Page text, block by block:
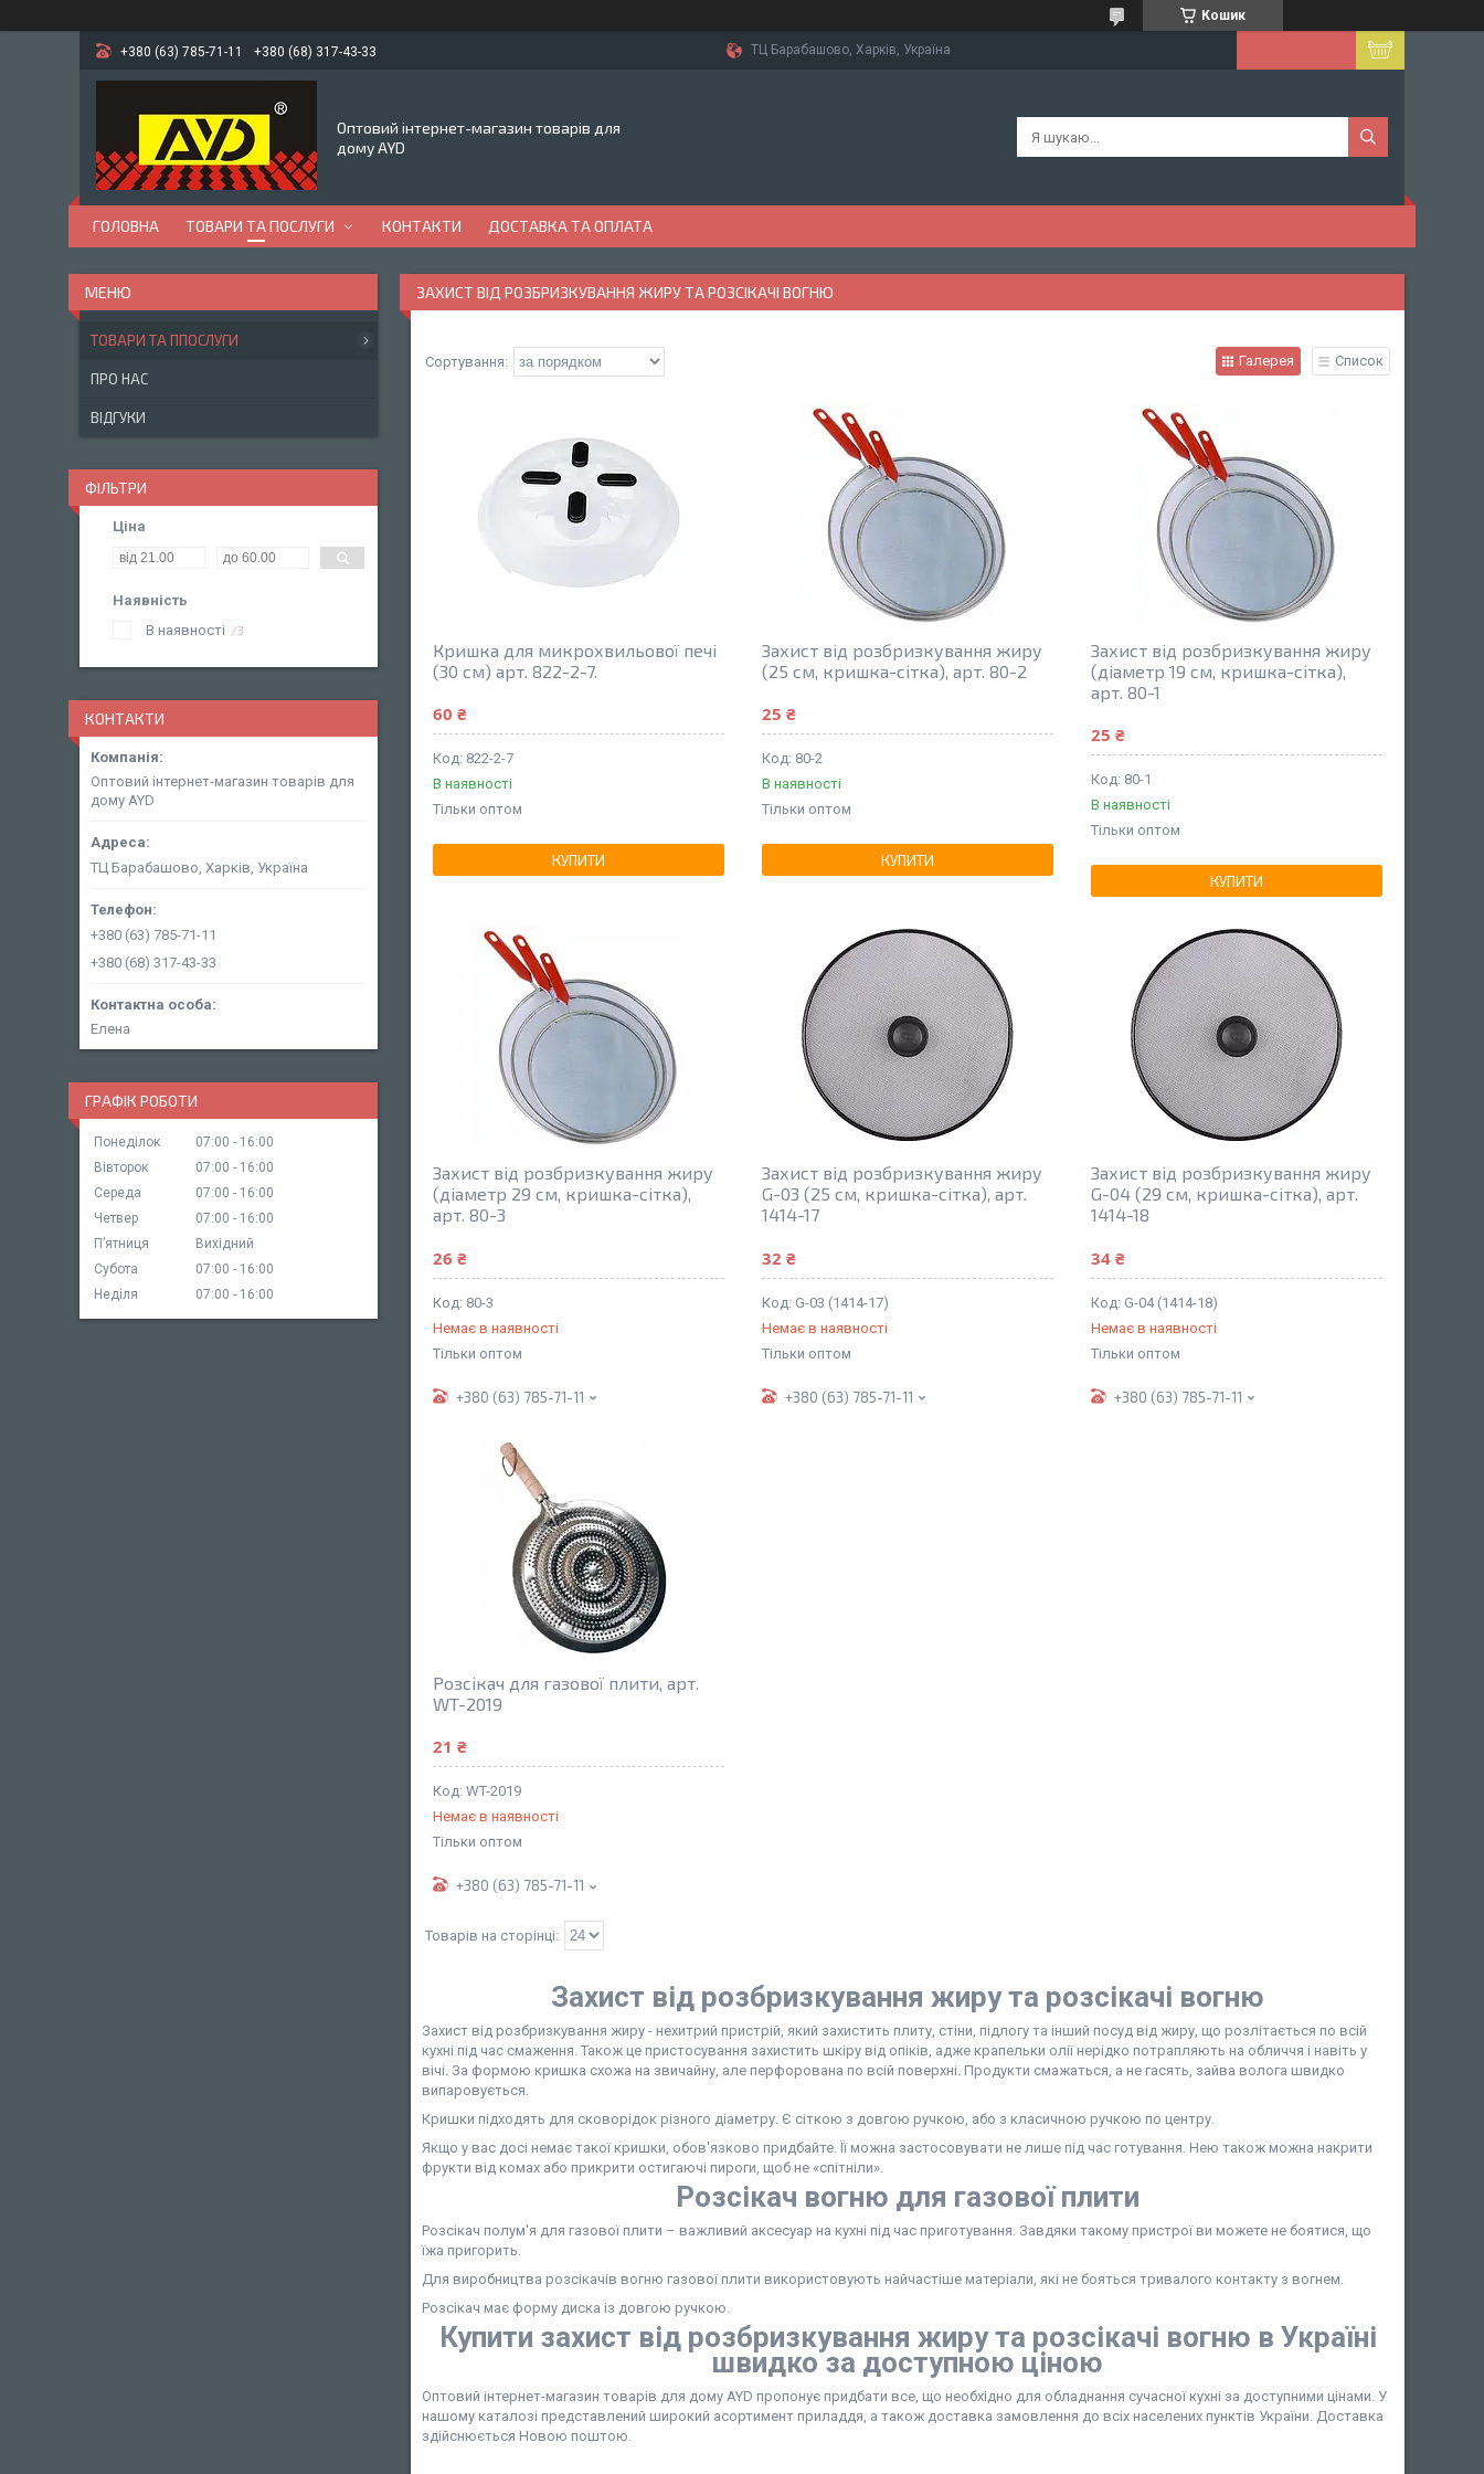
Кошик
+380 (63) 785-71-11 +380 (68) 317-43-33 ТЦ Барабашово, Харків, Україна
Оптовий інтернет-магазин товарів для
дому AYD
ГОЛОВНА ТОВАРИ ТА ПОСЛУГИ КОНТАКТИ ДОСТАВКА ТА ОПЛАТА
ЗАХИСТ ВІД РОЗБРИЗКУВАННЯ ЖИРУ ТА РОЗСІКАЧІ ВОГНЮ
Галерея Список
Кришка для микрохвильової печі
(30 см) арт. 822-2-7.
60 ₴
822-2-7
В наявності
Тільки оптом
КУПИТИ
Захист від розбризкування жиру
(25 см, кришка-сітка), арт. 80-2
25 ₴
80-2
В наявності
Тільки оптом
КУПИТИ
Захист від розбризкування жиру
(діаметр 19 см, кришка-сітка),
арт. 80-1
25 ₴
80-1
В наявності
Тільки оптом
КУПИТИ
Захист від розбризкування жиру
(діаметр 29 см, кришка-сітка),
арт. 80-3
26 ₴
80-3
Немає в наявності
Тільки оптом
+380 (63) 785-71-11
Захист від розбризкування жиру
G-03 (25 см, кришка-сітка), арт.
1414-17
32 ₴
G-03 (1414-17)
Немає в наявності
Тільки оптом
+380 (63) 785-71-11
Захист від розбризкування жиру
G-04 (29 см, кришка-сітка), арт.
1414-18
34 ₴
G-04 (1414-18)
Немає в наявності
Тільки оптом
+380 (63) 785-71-11
Розсікач для газової плити, арт.
WT-2019
21 ₴
WT-2019
Немає в наявності
Тільки оптом
+380 (63) 785-71-11
Захист від розбризкування жиру та розсікачі вогню
Захист від розбризкування жиру - нехитрий пристрій, який захистить плиту, стіни, підлогу та інший посуд від жиру, що розлітається по всій
кухні під час смаження. Також це пристосування захистить шкіру від опіків, адже крапельки олії нерідко потрапляють на обличчя і навіть у
вічі. За формою кришка схожа на звичайну, але перфорована по всій поверхні. Продукти смажаться, а не гасять, зайва волога швидко
випаровується.
Кришки підходять для сковорідок різного діаметру. Є сіткою з довгою ручкою, або з класичною ручкою по центру.
Якщо у вас досі немає такої кришки, обов'язково придбайте. Її можна застосовувати не лише під час готування. Нею також можна накрити
фрукти від комах або прикрити остигаючі пироги, щоб не «спітніли».
Розсікач вогню для газової плити
Розсікач полум'я для газової плити – важливий аксесуар на кухні під час приготування. Завдяки такому пристрої ви можете не боятися, що
їжа пригорить.
Для виробництва розсікачів вогню газової плити використовують найчастіше матеріали, які не бояться тривалого контакту з вогнем.
Розсікач має форму диска із довгою ручкою.
Купити захист від розбризкування жиру та розсікачі вогню в Україні
швидко за доступною ціною
Оптовий інтернет-магазин товарів для дому AYD пропонує придбати все, що необхідно для обладнання сучасної кухні за доступними цінами. У
нашому каталозі представлений широкий асортимент приладдя, а також доставка замовлення до всіх населених пунктів України. Доставка
здійснюється Новою поштою.
ТОВАРИ ТА ППОСЛУГИ
ПРО НАС
ВІДГУКИ
ФІЛЬТРИ
Ціна
Наявність
В наявності
3
КОНТАКТИ
Оптовий інтернет-магазин товарів для
дому AYD
ТЦ Барабашово, Харків, Україна
+380 (63) 785-71-11
+380 (68) 317-43-33
Елена
ГРАФІК РОБОТИ
Понеділок 07:00
16:00
Вівторок
07:00
16:00
Середа
07:00
16:00
Четвер
07:00
16:00
Пʼятниця
Вихідний
Субота
07:00
16:00
Неділя
07:00 16:00